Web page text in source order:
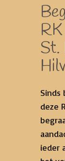
St.
Sinds
deze
ieder